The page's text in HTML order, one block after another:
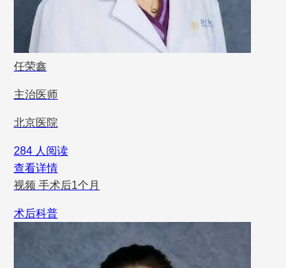
任荣鑫
主治医师
北京医院
284 人阅读
查看详情
视频 手术后1个月
术后科普